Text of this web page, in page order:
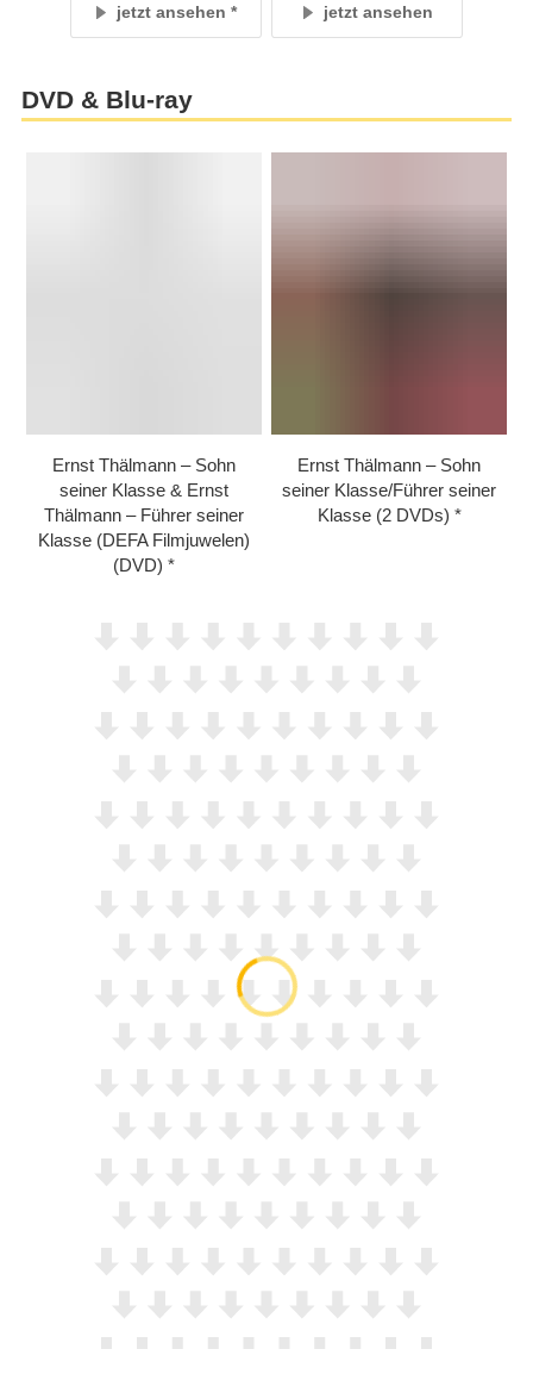
jetzt ansehen jetzt ansehen
DVD & Blu-ray
Ernst Thälmann – Sohn
seiner Klasse & Ernst
Thälmann – Führer seiner
Klasse (DEFA Filmjuwelen)
(DVD)
Ernst Thälmann – Sohn
seiner Klasse/​Führer seiner
Klasse (2 DVDs)